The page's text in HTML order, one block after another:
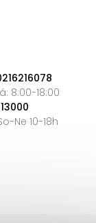
8:00-18:00
Ne 10-18h